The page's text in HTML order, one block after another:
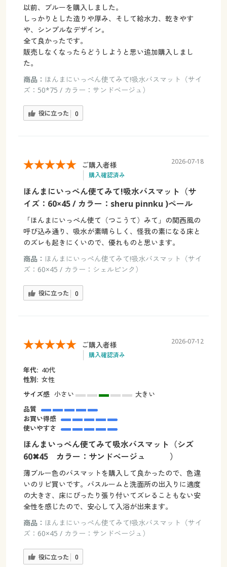
以前、ブルーを購入しました。
しっかりとした造りや厚み、そして給水力、乾きやす
や、シンプルなデザイン。
全て良かったです。
販売しなくなったらどうしようと思い追加購入しまし
た。
商品： ほんまにいっぺん使てみて!吸水バスマット（サイ
ズ：50*75 / カラー：サンドベージュ）
役に立った 0
ご購入者様
購入確認済み
2026-07-18
ほんまにいっぺん使てみて!吸水バスマット（サ
イズ：60×45 / カラー：sheru pinnku )ペール
「ほんまにいっぺん使て（つこうて）みて」の関西風の
呼び込み通り、吸水が素晴らしく、怪我の素になる床と
のズレも起きにくいので、優れものと思います。
商品： ほんまにいっぺん使てみて!吸水バスマット（サイ
ズ：60×45 / カラー：シェルピンク）
役に立った 0
ご購入者様
購入確認済み
2026-07-12
年代: 40代
性別: 女性
サイズ感 小さい
大きい
品質
お買い得感
使いやすさ
ほんまいっぺん使てみて吸水バスマット（シズ
60✖45 カラー：サンドベージュ ）
薄ブルー色のバスマットを購入して良かったので、色違
いのリピ買いです。バスルームと洗面所の出入りに適度
の大きさ、床にぴったり張り付いてズレることもない安
全性を感じたので、安心して入浴が出来ます。
商品： ほんまにいっぺん使てみて!吸水バスマット（サイ
ズ：60×45 / カラー：サンドベージュ）
役に立った 0